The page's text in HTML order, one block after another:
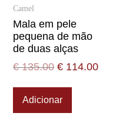
Camel
Mala em pele
pequena de mão
de duas alças
€135.00 € 114.00
Adicionar